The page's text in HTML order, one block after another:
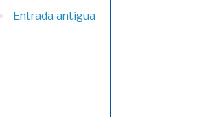
Entrada antigua